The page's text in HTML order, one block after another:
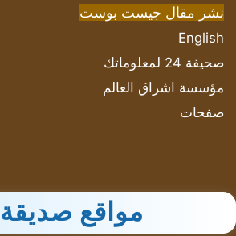
نشر مقال جيست بوست
English
صحيفة 24 لمعلوماتك
مؤسسة اشراق العالم
صفحات
مواقع صديقة